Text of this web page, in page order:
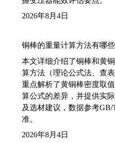
2026年8月4日
铜棒的重量计算方法有哪些
本文详细介绍了铜棒和黄
算方法（理论公式法、查
重点解析了黄铜棒密度取值
算公式的差异，并提供实
及选材建议，数据参考GB/
准。
2026年8月4日